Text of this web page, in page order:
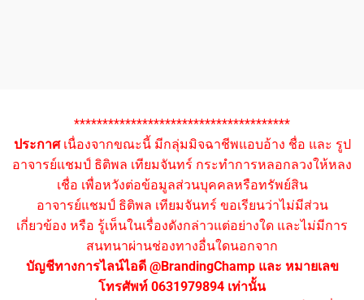
**************************************
ประกาศเนื่องจากขณะนี้ มีกลุ่มมิจฉาชีพแอบอ้าง ชื่อ และ รูป
อาจารย์แชมป์ ธิติพล เทียมจันทร์ กระทำการหลอกลวงให้หลง
เชื่อ เพื่อหวังต่อข้อมูลส่วนบุคคลหรือทรัพย์สิน
อาจารย์แชมป์ ธิติพล เทียมจันทร์ ขอเรียนว่าไม่มีส่วน
เกี่ยวข้อง หรือ รู้เห็นในเรื่องดังกล่าวแต่อย่างใด และไม่มีการ
สนทนาผ่านช่องทางอื่นใดนอกจาก
บัญชีทางการไลน์ไอดี @BrandingChamp และ หมายเลข
โทรศัพท์ 0631979894 เท่านั้น